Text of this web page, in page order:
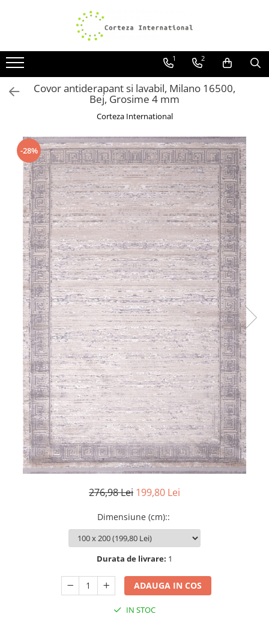
Covoare Moderne
Covoare Antiderapante si lavabile
Covoare Dormitor
Covoare Clasice
Covoare Copii
Covoare Pufoase
Traverse antiderapante
Traverse covoare
1 2
Covor antiderapant si lavabil, Milano 16500,
Bej, Grosime 4 mm
Corteza International
-28%
276,98 Lei 199,80 Lei
Dimensiune (cm)::
Durata de livrare: 1
ADAUGA IN COS
IN STOC